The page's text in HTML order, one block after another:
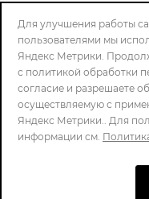
г.
Для улучшения работы
пользователями мы
Яндекс Метрики.
с политикой обработки
согласие и разрешаете
осуществляемую с
Яндекс Метрики.. Для
информации см.